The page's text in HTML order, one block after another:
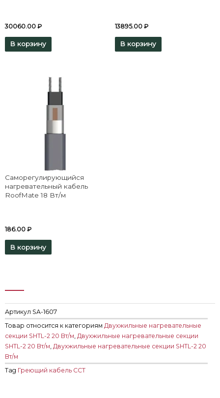
30060.00 ₽
В корзину
13895.00 ₽
В корзину
Саморегулирующийся
нагревательный кабель
RoofMate 18 Вт/м
186.00 ₽
В корзину
Артикул SA-1607
Товар относится к категориям Двухжильные нагревательные
секции SHTL-2 20 Вт/м, Двухжильные нагревательные секции
SHTL-2 20 Вт/м, Двухжильные нагревательные секции SHTL-2 20
Вт/м
Tag Греющий кабель ССТ